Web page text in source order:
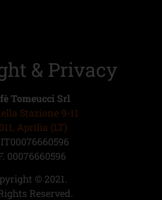
& Privacy
Tomeucci Srl
Stazione 9-11
Aprilia (LT)
IT00076660596
00076660596
© 2021.
Reserved.